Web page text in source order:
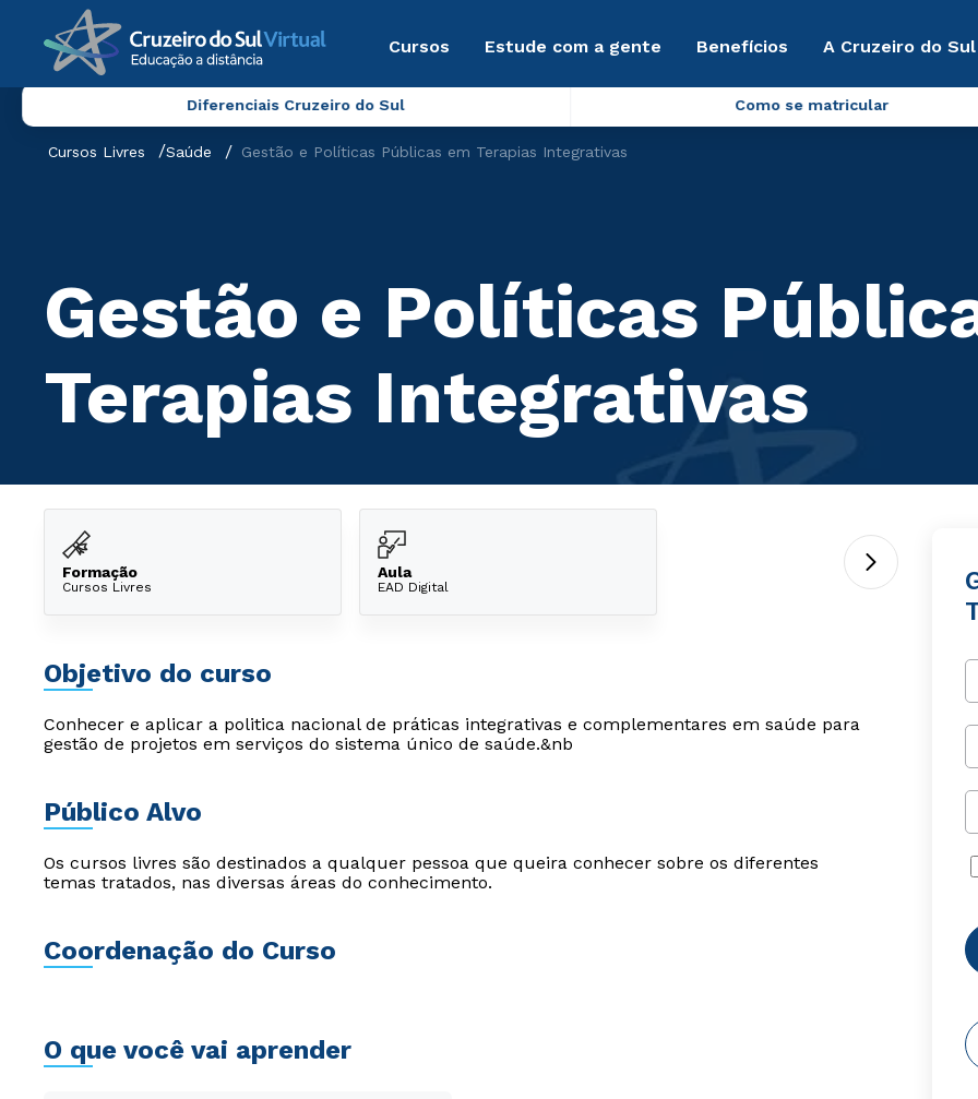
Cursos Estude com a gente Benefícios A Cruzeiro do
Diferenciais Cruzeiro do Sul Como se matricular
Cursos Livres Saúde Gestão e Políticas Públicas em Terapias Integrativas
Gestão e Políticas
Terapias Integrativas
Formação
Cursos Livres
Aula
EAD Digital
Objetivo do curso
Conhecer e aplicar a politica nacional de práticas integrativas e complementares em saúde para
gestão de projetos em serviços do sistema único de saúde.&nb
Público Alvo
Os cursos livres são destinados a qualquer pessoa que queira conhecer sobre os diferentes
temas tratados, nas diversas áreas do conhecimento.
Coordenação do Curso
O que você vai aprender